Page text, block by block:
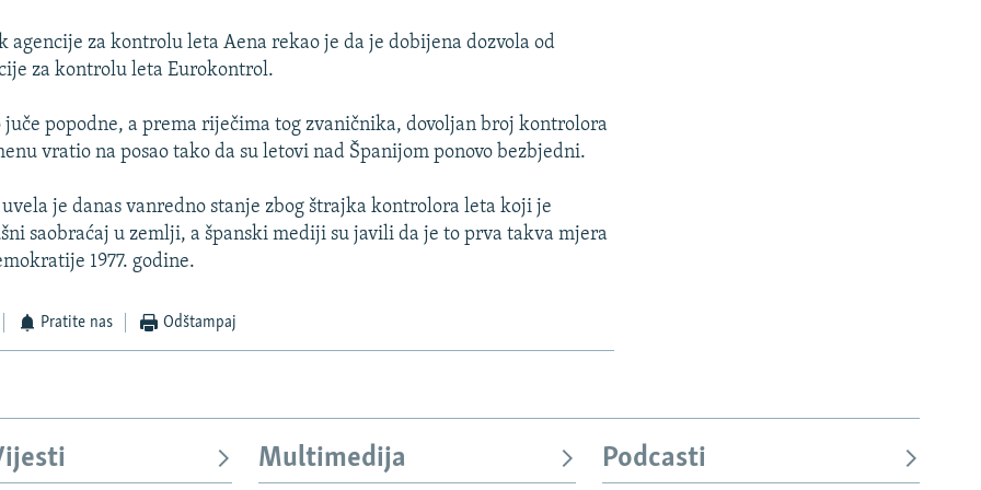
agencije za kontrolu leta Aena rekao je da je dobijena dozvola od
za kontrolu leta Eurokontrol.
juče popodne, a prema riječima tog zvaničnika, dovoljan broj kontrolora
vratio na posao tako da su letovi nad Španijom ponovo bezbjedni.
je danas vanredno stanje zbog štrajka kontrolora leta koji je
saobraćaj u zemlji, a španski mediji su javili da je to prva takva mjera
1977. godine.
Pratite nas Odštampaj
Multimedija Podcasti